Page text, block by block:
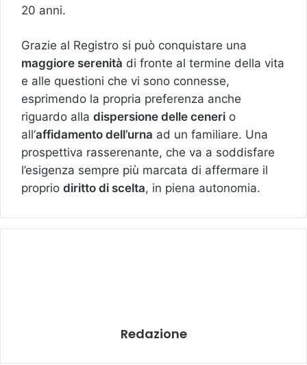
20 anni.
Grazie al Registro si può conquistare una
maggiore serenità di fronte al termine della vita
e alle questioni che vi sono connesse,
esprimendo la propria preferenza anche
riguardo alla dispersione delle ceneri o
all’affidamento dell’urna ad un familiare. Una
prospettiva rasserenante, che va a soddisfare
l’esigenza sempre più marcata di affermare il
proprio diritto di scelta, in piena autonomia.
Redazione